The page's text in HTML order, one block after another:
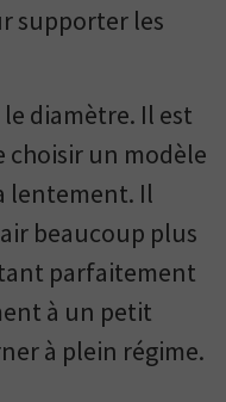
supporter les
diamètre. Il est
un modèle
lentement. Il
beaucoup plus
parfaitement
à un petit
à plein régime.